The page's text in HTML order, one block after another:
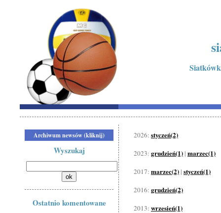
Archiwum newsów (kliknij)
Wyszukaj
Ostatnio komentowane
2026: styczeń(2)
2023: grudzień(1) | marzec(1)
2017: marzec(2) | styczeń(1)
2016: grudzień(2)
2013: wrzesień(1)